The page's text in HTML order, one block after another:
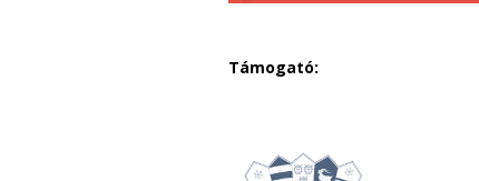
Támogató: